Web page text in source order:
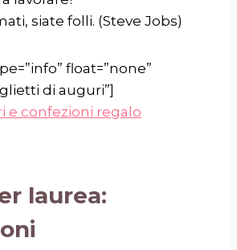
siate folli. (Steve Jobs)
float=”none”
di auguri”]
e confezioni regalo
laurea: